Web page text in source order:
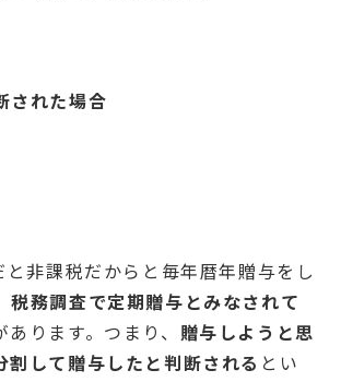
された場合
非課税だからと毎年暦年贈与をし
税務調査で定期贈与とみなされて
あります。つまり、 贈与しようと思
割して贈与したと判断される とい